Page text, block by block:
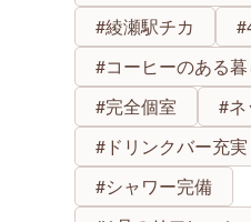
#綾瀬駅チカ
#コーヒーのある暮
#完全個室
#ネ
#ドリンクバー充実
#シャワー完備